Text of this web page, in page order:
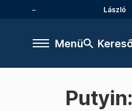
László
Menü